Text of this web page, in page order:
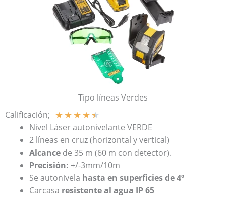
Tipo líneas Verdes
Calificación; ★★★★★
Nivel Láser autonivelante VERDE
2 líneas en cruz (horizontal y vertical)
Alcance de 35 m (60 m con detector).
Precisión: +/-3mm/10m
Se autonivela hasta en superficies de 4º
Carcasa resistente al agua IP 65